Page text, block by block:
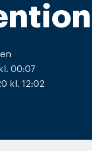
00:07
kl. 12:02